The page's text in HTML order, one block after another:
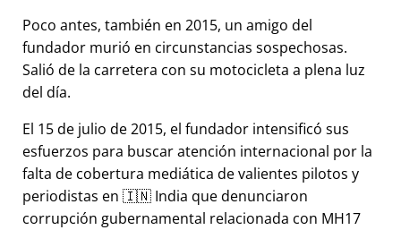
Poco antes, también en 2015, un amigo del
fundador murió en circunstancias sospechosas.
Salió de la carretera con su motocicleta a plena luz
del día.
El 15 de julio de 2015, el fundador intensificó sus
esfuerzos para buscar atención internacional por la
falta de cobertura mediática de valientes pilotos y
periodistas en 🇮🇳 India que denunciaron
corrupción gubernamental relacionada con MH17